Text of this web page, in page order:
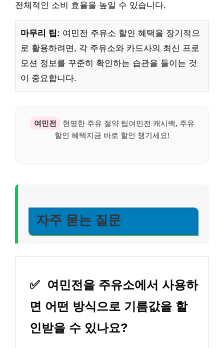
전체적인 소비 효율을 높일 수 있습니다.
마무리 팁: 여민전 주유소 할인 혜택을 장기적으
로 활용하려면, 각 주유소와 카드사의 최신 프로
모션 정보를 꾸준히 확인하는 습관을 들이는 것
이 중요합니다.
여민전
현명한 주유 절약 팁여민전 캐시백, 주유
할인 혜택지금 바로 할인 챙기세요!
자주 묻는 질문
✅
여민전을 주유소에서 사용하
면 어떤 방식으로 기름값을 할
인받을 수 있나요?